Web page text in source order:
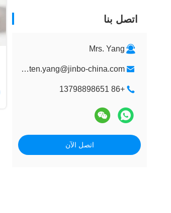
اتصل بنا
Mrs. Yang
kristen.yang@jinbo-china.com
+86 13798898651
اتصل الآن